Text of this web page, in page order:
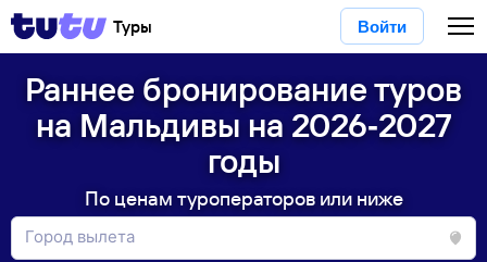
Туры Войти
Раннее бронирование туров
на Мальдивы на 2026‑2027
годы
По ценам туроператоров или ниже